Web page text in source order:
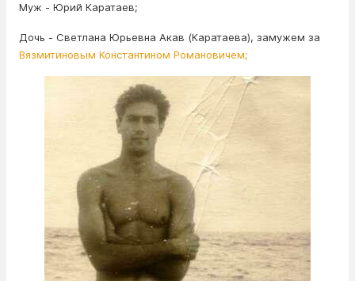
Муж - Юрий Каратаев;
Дочь - Светлана Юрьевна Акав (Каратаева), замужем за
Вязмитиновым Константином Романовичем;